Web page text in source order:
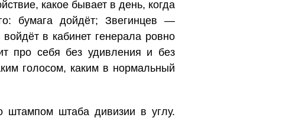
какое бывает в день, когда
бумага дойдёт; Звегинцев —
в кабинет генерала ровно
про себя без удивления и без
голосом, каким в нормальный
штампом штаба дивизии в углу.